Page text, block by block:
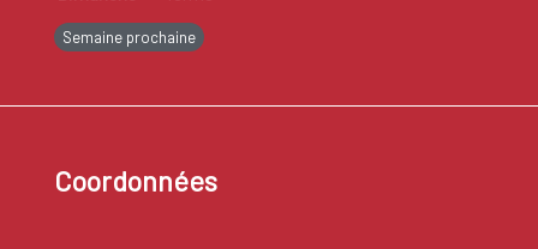
Semaine prochaine
Coordonnées